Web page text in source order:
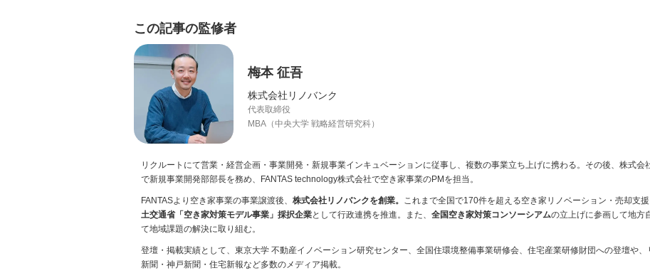
この記事の監修者
梅本 征吾
株式会社リノバンク
代表取締役
MBA（中央大学 戦略経営研究科）
リクルートにて営業・経営企画・事業開発・新規事業インキュベーションに従事し、複数の事業立ち上げに携わる。その後、株式会
で新規事業開発部部長を務め、FANTAS technology株式会社で空き家事業のPMを担当。
FANTASより空き家事業の事業譲渡後、株式会社リノバンクを創業。 これまで全国で170件を超える空き家リノベーション・売却支援
土交通省「空き家対策モデル事業」採択企業として行政連携を推進。また、全国空き家対策コンソーシアムの立上げに参画して地方
て地域課題の解決に取り組む。
登壇・掲載実績として、東京大学 不動産イノベーション研究センター、全国住環境整備事業研修会、住宅産業研修財団への登壇や、
新聞・神戸新聞・住宅新報など多数のメディア掲載。